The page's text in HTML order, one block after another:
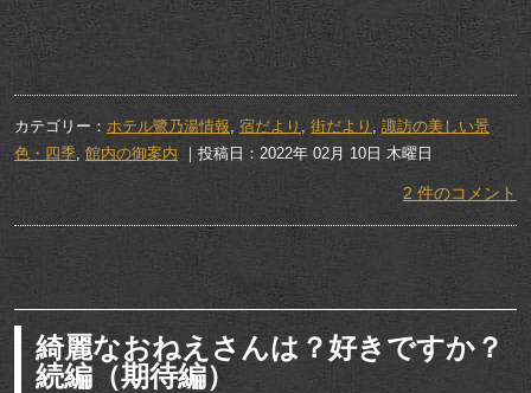
カテゴリー： ホテル鷺乃湯情報 宿だより 街だより , 諏訪の美しい景
色・四季 館内の御案内 ｜投稿日：2022年 02月 10日 木曜日
2 件のコメント
綺麗なおねえさんは？好きですか？
続編（期待編）